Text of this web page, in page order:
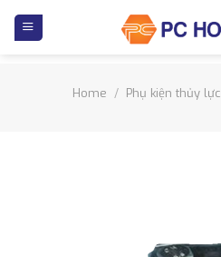
Home / Phụ kiện thủy lực